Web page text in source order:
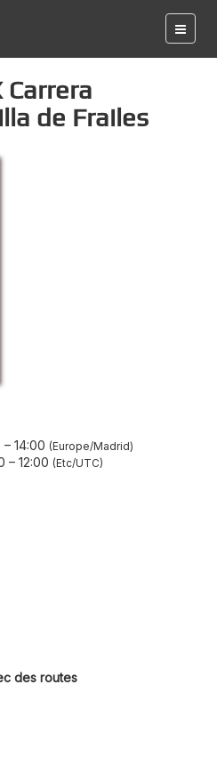
de Frailes
– 14:00 Europe/Madrid
– 12:00 Etc/UTC
des routes